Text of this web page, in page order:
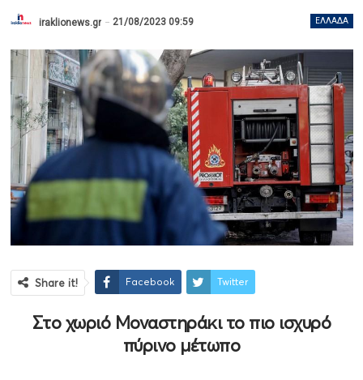
ΕΛΛΆΔΑ
iraklionews.gr 21/08/2023 09:59
Share it! Facebook Twitter
Στο χωριό Μοναστηράκι το πιο ισχυρό
πύρινο μέτωπο